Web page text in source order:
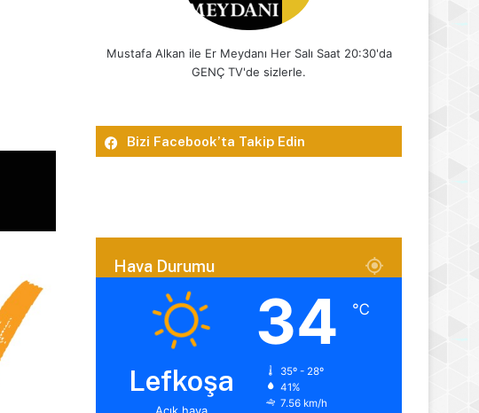
Mustafa Alkan ile Er Meydanı Her Salı Saat 20:30'da
GENÇ TV'de sizlerle.
Bizi Facebook’ta Takip Edin
Hava Durumu
Lefkoşa
34 ℃
35º - 28º
41%
7.56 km/h